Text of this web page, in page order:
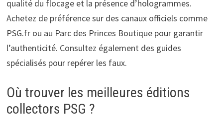
qualité du flocage et la présence d’hologrammes.
Achetez de préférence sur des canaux officiels comme
PSG.fr ou au Parc des Princes Boutique pour garantir
l’authenticité. Consultez également des guides
spécialisés pour repérer les faux.
Où trouver les meilleures éditions
collectors PSG ?